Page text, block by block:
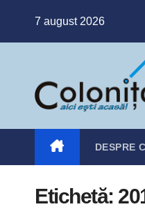
7 august 2026
DESPRE
Etichetă: